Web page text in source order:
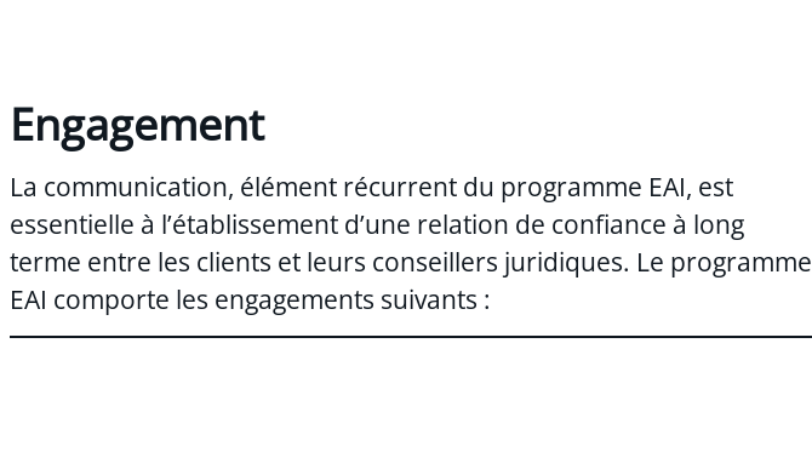
Engagement
La communication, élément récurrent du programme EAI, est
essentielle à l’établissement d’une relation de confiance à long
terme entre les clients et leurs conseillers juridiques. Le programme
EAI comporte les engagements suivants :